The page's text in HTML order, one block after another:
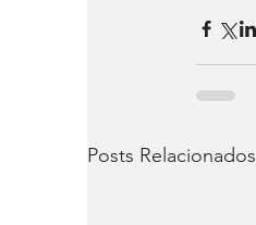
Posts Relacionados